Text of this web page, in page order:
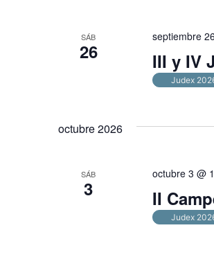
SÁB
26 III y IV
septiembre
Judex
octubre 2026
SÁB
3 II
octubre 3 @
Judex